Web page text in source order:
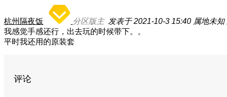
杭州隔夜饭 分区版主 发表于 2021-10-3 15:40 属地未知
我感觉手感还行，出去玩的时候带下。。
平时我还用的原装套
评论